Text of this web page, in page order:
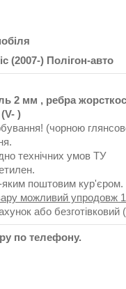
(2007-) Полігон-авто
2 мм , ребра
V- )
(чорною
технічних умов ТУ
яким поштовим
можливий упродовж
або
по телефону.